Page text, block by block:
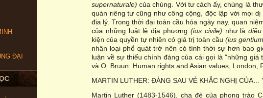
ĐẠI
supernaturale) của chúng. Với tư cách ấy, chúng là
quán riêng tư cũng như công cộng, độc lập với mọi
địa lý. Trong thời đại toàn cầu hóa ngày nay, quan
của những luật lệ địa phương (ius civile) như là
kiện của quyền tự nhiên có giá trị toàn cầu (ius
nhân loại phổ quát trở nên có tính thời sự hơn bao
luận về sự thiếu chính đáng của cái gọi là "những giá
và O. Bruun: Human rights and Asian values, London,
MARTIN LUTHER: ĐÀNG SAU VẺ KHẮC NGHỊ
Martin Luther (1483-1546), cha đẻ của phong trào